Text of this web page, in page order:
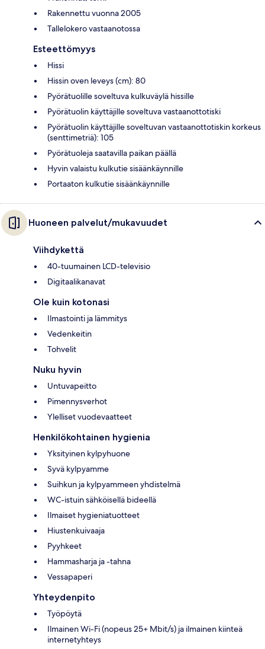
Rakennettu vuonna 2005
Tallelokero vastaanotossa
Esteettömyys
Hissi
Hissin oven leveys (cm): 80
Pyörätuolille soveltuva kulkuväylä hissille
Pyörätuolin käyttäjille soveltuva vastaanottotiski
Pyörätuolin käyttäjille soveltuvan vastaanottotiskin korkeus
(senttimetriä): 105
Pyörätuoleja saatavilla paikan päällä
Hyvin valaistu kulkutie sisäänkäynnille
Portaaton kulkutie sisäänkäynnille
Huoneen palvelut/mukavuudet
Viihdykettä
40-tuumainen LCD-televisio
Digitaalikanavat
Ole kuin kotonasi
Ilmastointi ja lämmitys
Vedenkeitin
Tohvelit
Nuku hyvin
Untuvapeitto
Pimennysverhot
Ylelliset vuodevaatteet
Henkilökohtainen hygienia
Yksityinen kylpyhuone
Syvä kylpyamme
Suihkun ja kylpyammeen yhdistelmä
WC-istuin sähköisellä bideellä
Ilmaiset hygieniatuotteet
Hiustenkuivaaja
Pyyhkeet
Hammasharja ja -tahna
Vessapaperi
Yhteydenpito
Työpöytä
Ilmainen Wi-Fi (nopeus 25+ Mbit/s) ja ilmainen kiinteä
internetyhteys